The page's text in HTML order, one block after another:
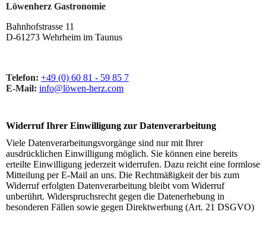
Löwenherz Gastronomie
Bahnhofstrasse 11
D-61273 Wehrheim im Taunus
Telefon: +49 (0) 60 81 - 59 85 7
E-Mail: info@löwen-herz.com
Widerruf Ihrer Einwilligung zur Datenverarbeitung
Viele Datenverarbeitungsvorgänge sind nur mit Ihrer
ausdrücklichen Einwilligung möglich. Sie können eine bereits
erteilte Einwilligung jederzeit widerrufen. Dazu reicht eine formlose
Mitteilung per E-Mail an uns. Die Rechtmäßigkeit der bis zum
Widerruf erfolgten Datenverarbeitung bleibt vom Widerruf
unberührt. Widerspruchsrecht gegen die Datenerhebung in
besonderen Fällen sowie gegen Direktwerbung (Art. 21 DSGVO)